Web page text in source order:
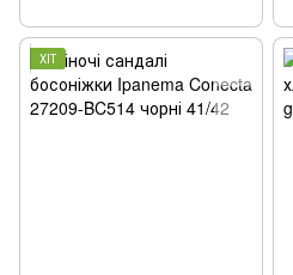
ХІТ